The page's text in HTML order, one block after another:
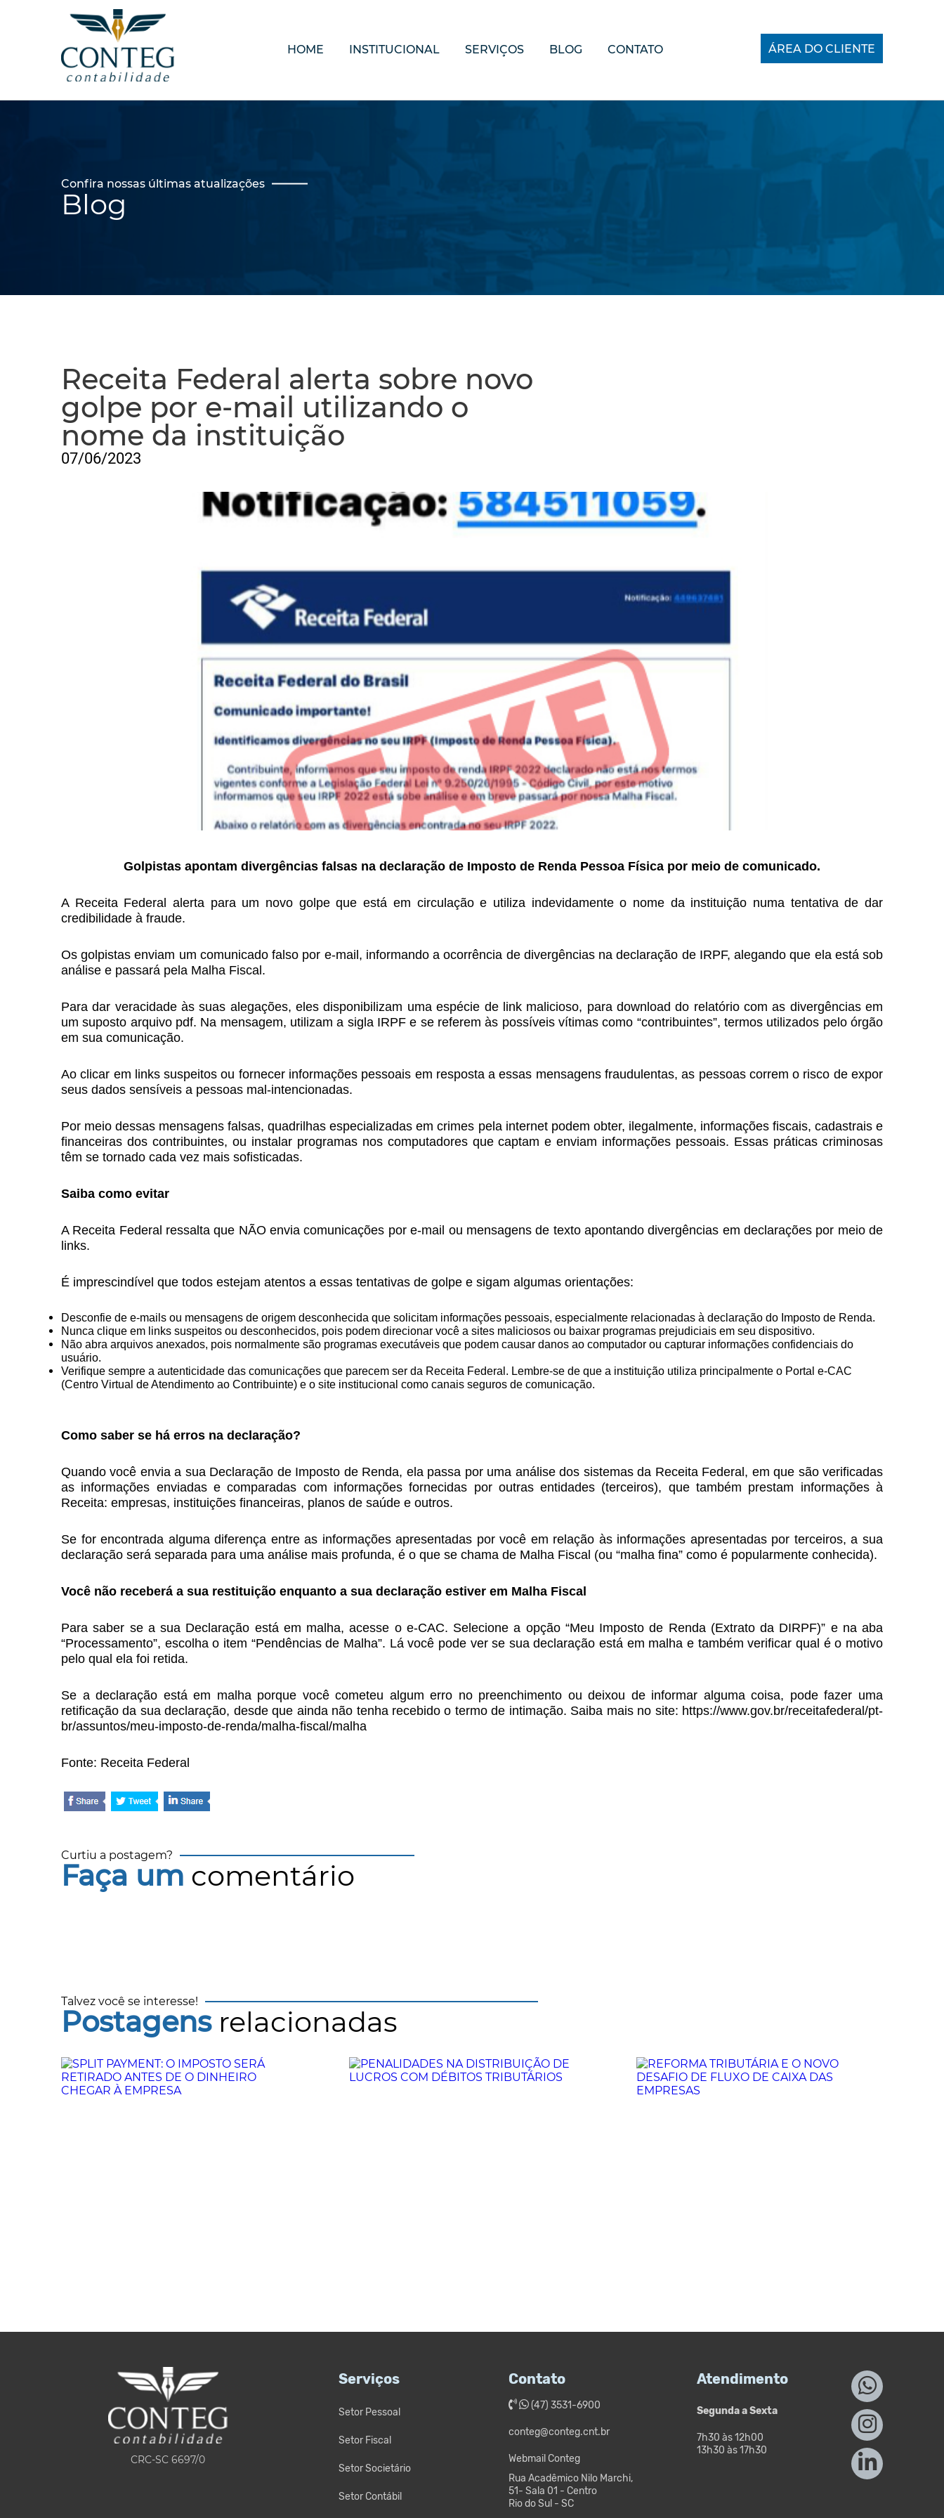
HOME INSTITUCIONAL SERVIÇOS BLOG CONTATO ÁREA DO CLIENTE
Confira nossas últimas atualizações
Blog
Receita Federal alerta sobre novo
golpe por e-mail utilizando o
nome da instituição
07/06/2023
Golpistas apontam divergências falsas na declaração de Imposto de Renda Pessoa Física por meio de comunicado.
A Receita Federal alerta para um novo golpe que está em circulação e utiliza indevidamente o nome da instituição numa tentativa de dar
credibilidade à fraude.
Os golpistas enviam um comunicado falso por e-mail, informando a ocorrência de divergências na declaração de IRPF, alegando que ela está sob
análise e passará pela Malha Fiscal.
Para dar veracidade às suas alegações, eles disponibilizam uma espécie de link malicioso, para download do relatório com as divergências em
um suposto arquivo pdf. Na mensagem, utilizam a sigla IRPF e se referem às possíveis vítimas como “contribuintes”, termos utilizados pelo órgão
em sua comunicação.
Ao clicar em links suspeitos ou fornecer informações pessoais em resposta a essas mensagens fraudulentas, as pessoas correm o risco de expor
seus dados sensíveis a pessoas mal-intencionadas.
Por meio dessas mensagens falsas, quadrilhas especializadas em crimes pela internet podem obter, ilegalmente, informações fiscais, cadastrais e
financeiras dos contribuintes, ou instalar programas nos computadores que captam e enviam informações pessoais. Essas práticas criminosas
têm se tornado cada vez mais sofisticadas.
Saiba como evitar
A Receita Federal ressalta que NÃO envia comunicações por e-mail ou mensagens de texto apontando divergências em declarações por meio de
links.
É imprescindível que todos estejam atentos a essas tentativas de golpe e sigam algumas orientações:
Desconfie de e-mails ou mensagens de origem desconhecida que solicitam informações pessoais, especialmente relacionadas à declaração do Imposto de Renda.
Nunca clique em links suspeitos ou desconhecidos, pois podem direcionar você a sites maliciosos ou baixar programas prejudiciais em seu dispositivo.
Não abra arquivos anexados, pois normalmente são programas executáveis que podem causar danos ao computador ou capturar informações confidenciais do
usuário.
Verifique sempre a autenticidade das comunicações que parecem ser da Receita Federal. Lembre-se de que a instituição utiliza principalmente o Portal e-CAC
(Centro Virtual de Atendimento ao Contribuinte) e o site institucional como canais seguros de comunicação.
Como saber se há erros na declaração?
Quando você envia a sua Declaração de Imposto de Renda, ela passa por uma análise dos sistemas da Receita Federal, em que são verificadas
as informações enviadas e comparadas com informações fornecidas por outras entidades (terceiros), que também prestam informações à
Receita: empresas, instituições financeiras, planos de saúde e outros.
Se for encontrada alguma diferença entre as informações apresentadas por você em relação às informações apresentadas por terceiros, a sua
declaração será separada para uma análise mais profunda, é o que se chama de Malha Fiscal (ou “malha fina” como é popularmente conhecida).
Você não receberá a sua restituição enquanto a sua declaração estiver em Malha Fiscal
Para saber se a sua Declaração está em malha, acesse o e-CAC. Selecione a opção “Meu Imposto de Renda (Extrato da DIRPF)” e na aba
“Processamento”, escolha o item “Pendências de Malha”. Lá você pode ver se sua declaração está em malha e também verificar qual é o motivo
pelo qual ela foi retida.
Se a declaração está em malha porque você cometeu algum erro no preenchimento ou deixou de informar alguma coisa, pode fazer uma
retificação da sua declaração, desde que ainda não tenha recebido o termo de intimação. Saiba mais no site: https://www.gov.br/receitafederal/pt-
br/assuntos/meu-imposto-de-renda/malha-fiscal/malha
Fonte: Receita Federal
Curtiu a postagem?
Faça um comentário
Talvez você se interesse!
Postagensrelacionadas
CRC-SC 6697/0
Serviços
Setor Pessoal
Setor Fiscal
Setor Societário
Setor Contábil
Contato
(47) 3531-6900
conteg@conteg.cnt.br
Webmail Conteg
Rua Acadêmico Nilo Marchi,
51- Sala 01 - Centro
Rio do Sul - SC
Atendimento
Segunda a Sexta
7h30 às 12h00
13h30 às 17h30